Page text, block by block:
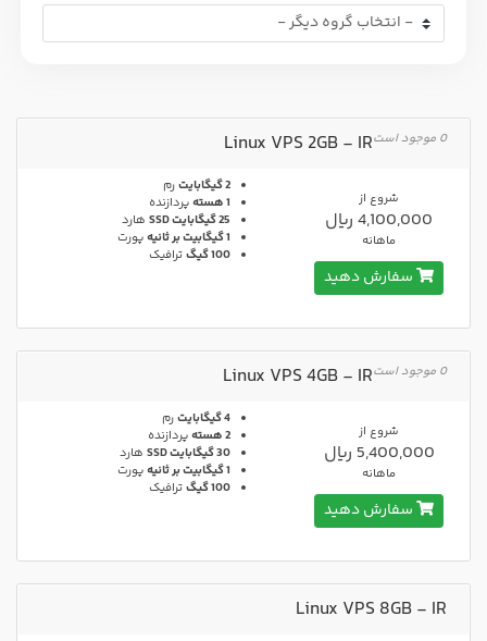
Linux VPS 2GB - IR 0 موجود است
2 گیگابایت
رم
1 هسته
پردازنده
25 گیگابایت SSD
هارد
1 گیگابیت بر ثانیه
پورت
100 گیگ
ترافیک
شروع از
4,100,000 ریال
ماهانه
سفارش دهید
Linux VPS 4GB - IR 0 موجود است
4 گیگابایت
رم
2 هسته
پردازنده
30 گیگابایت SSD
هارد
1 گیگابیت بر ثانیه
پورت
100 گیگ
ترافیک
شروع از
5,400,000 ریال
ماهانه
سفارش دهید
Linux VPS 8GB - IR